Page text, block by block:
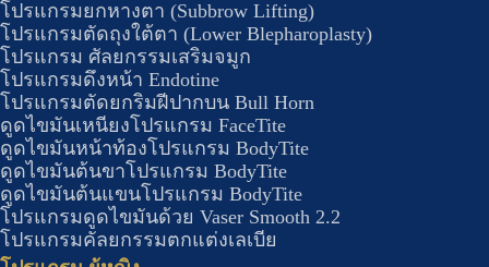
โปรแกรมยกหางตา (Subbrow Lifting)
โปรแกรมตัดถุงใต้ตา (Lower Blepharoplasty)
โปรแกรม ศัลยกรรมเสริมจมูก
โปรแกรมดึงหน้า Endotine
โปรแกรมตัดยกริมฝีปากบน Bull Horn
ดูดไขมันเหนียงโปรแกรม FaceTite
ดูดไขมันหน้าท้องโปรแกรม BodyTite
ดูดไขมันต้นขาโปรแกรม BodyTite
ดูดไขมันต้นแขนโปรแกรม BodyTite
โปรแกรมดูดไขมันด้วย Vaser Smooth 2.2
โปรแกรมคัลยกรรมตกแต่งเลเบีย